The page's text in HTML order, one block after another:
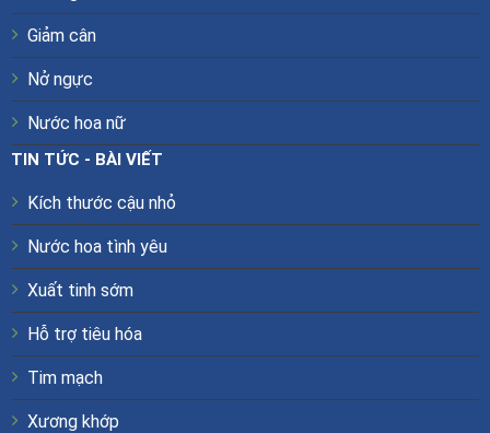
Giảm cân
Nở ngực
Nước hoa nữ
TIN TỨC - BÀI VIẾT
Kích thước cậu nhỏ
Nước hoa tình yêu
Xuất tinh sớm
Hỗ trợ tiêu hóa
Tim mạch
Xương khớp